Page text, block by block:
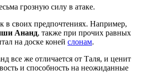
грозную силу в атаке.
в своих предпочтениях. Например,
Ананд, также при прочих равных
на доске коней слонам.
все же отличается от Таля, и ценит
и способность на неожиданные